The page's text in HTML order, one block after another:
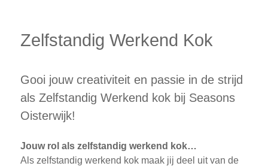
Zelfstandig Werkend Kok
Gooi jouw creativiteit en passie in de strijd
als Zelfstandig Werkend kok bij Seasons
Oisterwijk!
Jouw rol als zelfstandig werkend kok…
Als zelfstandig werkend kok maak jij deel uit van de